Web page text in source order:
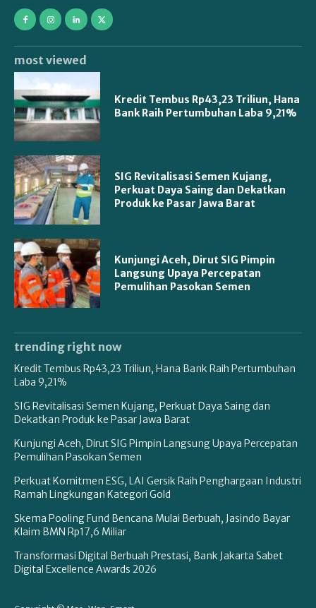
most viewed
Kredit Tembus Rp43,23 Triliun, Hana
Bank Raih Pertumbuhan Laba 9,21%
SIG Revitalisasi Semen Kujang,
Perkuat Daya Saing dan Dekatkan
Produk ke Pasar Jawa Barat
Kunjungi Aceh, Dirut SIG Pimpin
Langsung Upaya Percepatan
Pemulihan Pasokan Semen
trending right now
Kredit Tembus Rp43,23 Triliun, Hana Bank Raih Pertumbuhan
Laba 9,21%
SIG Revitalisasi Semen Kujang, Perkuat Daya Saing dan
Dekatkan Produk ke Pasar Jawa Barat
Kunjungi Aceh, Dirut SIG Pimpin Langsung Upaya Percepatan
Pemulihan Pasokan Semen
Perkuat Komitmen ESG, LAI Gersik Raih Penghargaan Industri
Ramah Lingkungan Kategori Gold
Skema Pooling Fund Bencana Mulai Berbuah, Jasindo Bayar
Klaim BMN Rp17,6 Miliar
Transformasi Digital Berbuah Prestasi, Bank Jakarta Sabet
Digital Excellence Awards 2026